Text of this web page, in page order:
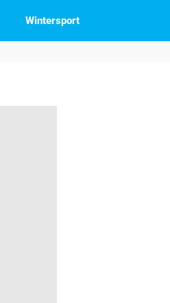
Wintersport